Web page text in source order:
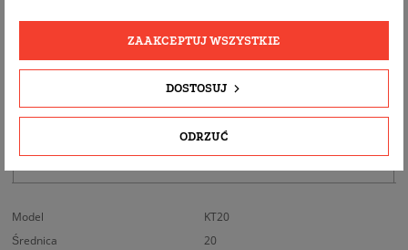
SZCZEGÓŁY PRODUKTU
DOPASOWANIE
Model
KT20
Średnica
20
ODRZUĆ
DOSTOSUJ
ZAAKCEPTUJ WSZYSTKIE